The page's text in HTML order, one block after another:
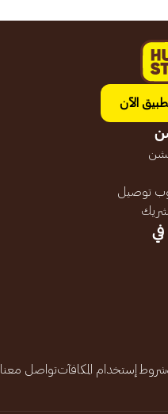
الآن
توصيل
شروط إستخدام المكافآتتواصل معنا